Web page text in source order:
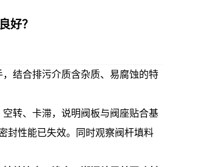
好？
，结合排污介质含杂质、易腐蚀的特
转、卡滞，说明阀板与阀座贴合基
封性能已失效。同时观察阀杆填料